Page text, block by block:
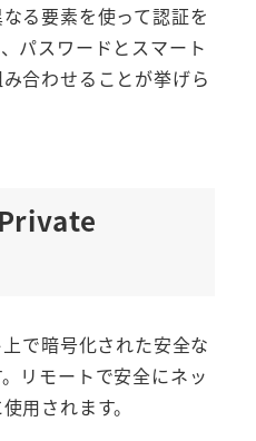
る要素を使って認証を
パスワードとスマート
合わせることが挙げら
で暗号化された安全な
リモートで安全にネッ
用されます。